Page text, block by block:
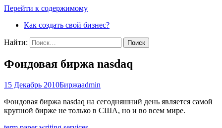
Перейти к содержимому
Как создать свой бизнес?
Найти:
Фондовая биржа nasdaq
15 Декабрь 2010Биржаadmin
Фондовая биржа nasdaq на сегодняшний день является самой
крупной бирже не только в США, но и во всем мире.